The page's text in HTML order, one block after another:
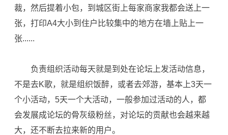
裁，然后提着小包，到城区街上每家商家我都会送上一
张，打印A4大小到住户比较集中的地方在墙上贴上一
张......
负责组织活动每天就是到处在论坛上发活动信息，
不是去K歌，就是组织饭醉，或者去郊游，基本上3天一
个小活动，5天一个大活动，一般参加过活动的人，都
会发展成论坛的骨灰级粉丝，对论坛的贡献也会越来越
大，还不断去拉来新的用户。